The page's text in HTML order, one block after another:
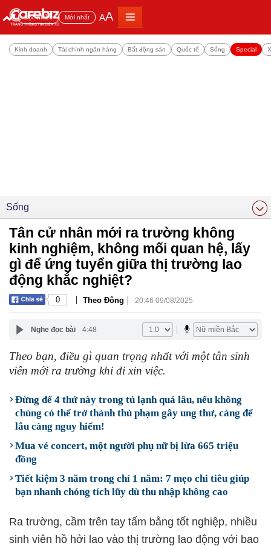
Đọc nhiều Mới nhất AA
Kinh doanh Tài chính ngân hàng Bất động sản Quốc tế Sống Special
Sống
Tân cử nhân mới ra trường không
kinh nghiệm, không mối quan hệ, lấy
gì để ứng tuyển giữa thị trường lao
động khắc nghiệt?
0 | Theo Đông | 20:46 09/08/2025
Nghe đọc bài 4:48
Theo bạn, điều gì quan trọng nhất với một tân sinh
viên mới ra trường khi đi xin việc.
Đừng để 4 thứ này trong tủ lạnh quá lâu, nếu không
chúng có thể trở thành thủ phạm gây ung thư, càng để
lâu càng nguy hiểm!
Mua vé concert, một người phụ nữ bị lừa 665 triệu
đồng
Tiết kiệm 3 năm trong chỉ 1 năm: 7 mẹo chi tiêu giúp
bạn nhanh chóng tích lũy dù thu nhập không cao
Ra trường, cầm trên tay tấm bằng tốt nghiệp, nhiều
sinh viên hồ hởi lao vào thị trường lao động với bao